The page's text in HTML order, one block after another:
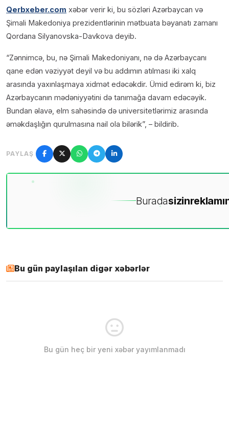
Qerbxeber.com xəbər verir ki, bu sözləri Azərbaycan və
Şimali Makedoniya prezidentlərinin mətbuata bəyanatı zamanı
Qordana Silyanovska-Davkova deyib.
“Zənnimcə, bu, nə Şimali Makedoniyanı, nə də Azərbaycanı
qane edən vəziyyət deyil və bu addımın atılması iki xalq
arasında yaxınlaşmaya xidmət edəcəkdir. Ümid edirəm ki, biz
Azərbaycanın mədəniyyətini də tanımağa davam edəcəyik.
Bundan əlavə, elm sahəsində də universitetlərimiz arasında
əməkdaşlığın qurulmasına nail ola bilərik”, – bildirib.
PAYLAŞ
Buradasizin
Bu gün paylaşılan digər xəbərlər
Bu gün heç bir yeni xəbər yayımlanmadı